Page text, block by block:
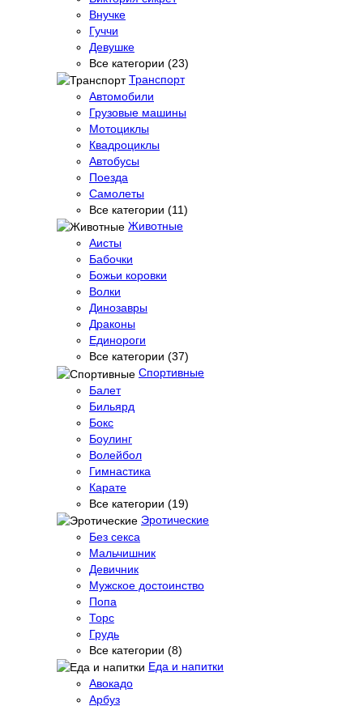
Внучке
Гуччи
Девушке
Все категории (23)
Транспорт
Автомобили
Грузовые машины
Мотоциклы
Квадроциклы
Автобусы
Поезда
Самолеты
Все категории (11)
Животные
Аисты
Бабочки
Божьи коровки
Волки
Динозавры
Драконы
Единороги
Все категории (37)
Спортивные
Балет
Бильярд
Бокс
Боулинг
Волейбол
Гимнастика
Карате
Все категории (19)
Эротические
Без секса
Мальчишник
Девичник
Мужское достоинство
Попа
Торс
Грудь
Все категории (8)
Еда и напитки
Авокадо
Арбуз